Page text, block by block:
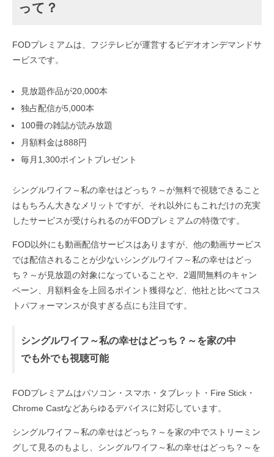
って？
FODプレミアムは、フジテレビが運営するビデオオンデマンドサ
ービスです。
見放題作品が20,000本
独占配信が5,000本
100冊の雑誌が読み放題
月額料金は888円
毎月1,300ポイントプレゼント
シングルワイフ～私の幸せはどっち？～が無料で視聴できること
はもちろん大きなメリットですが、それ以外にもこれだけの充実
したサービスが受けられるのがFODプレミアムの特徴です。
FOD以外にも動画配信サービスはありますが、他の動画サービス
では配信されることが少ないシングルワイフ～私の幸せはどっ
ち？～が見放題の対象になっていることや、2週間無料のキャン
ペーン、月額料金を上回るポイント獲得など、他社と比べてコス
トパフォーマンスが良すぎる点にも注目です。
シングルワイフ～私の幸せはどっち？～を家の中
でも外でも視聴可能
FODプレミアムはパソコン・スマホ・タブレット・Fire Stick・
Chrome Castなどあらゆるデバイスに対応しています。
シングルワイフ～私の幸せはどっち？～を家の中でストリーミン
グして見るのもよし、シングルワイフ～私の幸せはどっち？～を